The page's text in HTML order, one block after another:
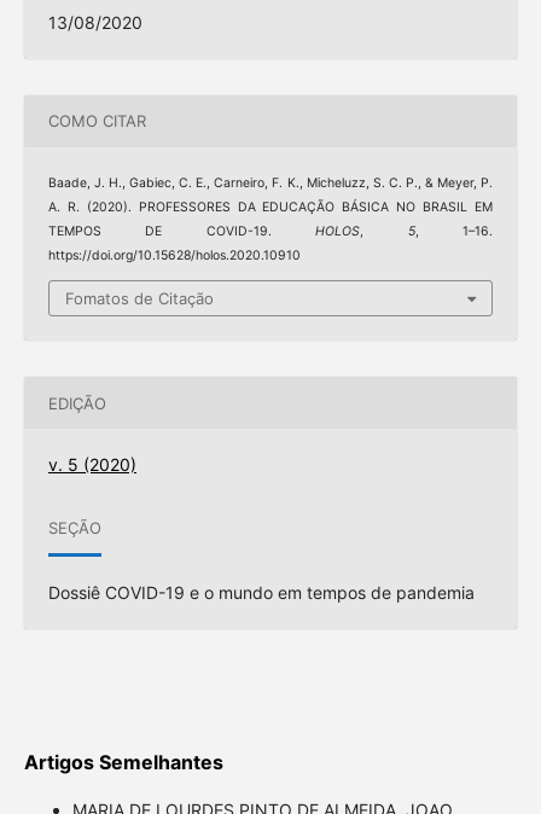
13/08/2020
COMO CITAR
Baade, J. H., Gabiec, C. E., Carneiro, F. K., Micheluzz, S. C. P., & Meyer, P.
A. R. (2020). PROFESSORES DA EDUCAÇÃO BÁSICA NO BRASIL EM
TEMPOS DE COVID-19.HOLOS, 5, 1–16.
https://doi.org/10.15628/holos.2020.10910
Fomatos de Citação
EDIÇÃO
v. 5 (2020)
SEÇÃO
Dossiê COVID-19 e o mundo em tempos de pandemia
Artigos Semelhantes